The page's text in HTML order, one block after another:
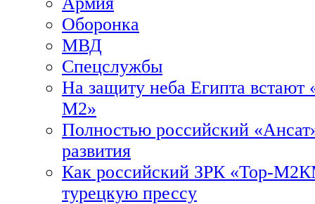
Оборонка
МВД
Спецслужбы
На защиту неба Египта встают
М2»
Полностью российский
развития
Как российский ЗРК «Тор-
турецкую прессу